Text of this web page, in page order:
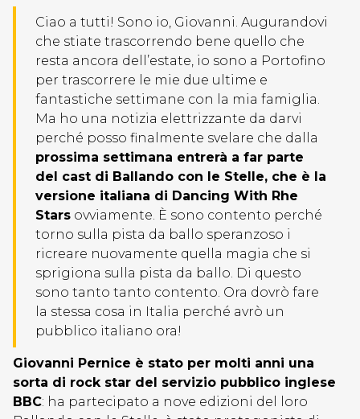
Ciao a tutti! Sono io, Giovanni. Augurandovi
che stiate trascorrendo bene quello che
resta ancora dell’estate, io sono a Portofino
per trascorrere le mie due ultime e
fantastiche settimane con la mia famiglia.
Ma ho una notizia elettrizzante da darvi
perché posso finalmente svelare che dalla
prossima settimana entrerà a far parte
del cast di Ballando con le Stelle, che è la
versione italiana di Dancing With Rhe
Stars ovviamente. È sono contento perché
torno sulla pista da ballo speranzoso i
ricreare nuovamente quella magia che si
sprigiona sulla pista da ballo. Di questo
sono tanto tanto contento. Ora dovrò fare
la stessa cosa in Italia perché avrò un
pubblico italiano ora!
Giovanni Pernice è stato per molti anni una
sorta di rock star del servizio pubblico inglese
BBC: ha partecipato a nove edizioni del loro